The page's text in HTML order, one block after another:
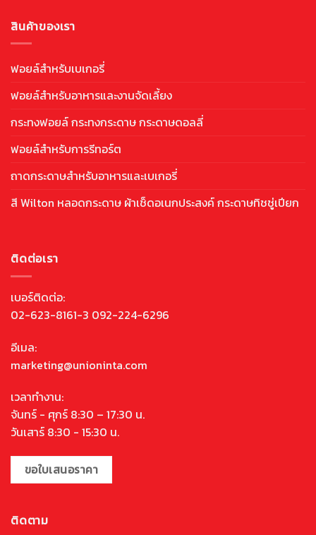
สินค้าของเรา
ฟอยล์สำหรับเบเกอรี่
ฟอยล์สำหรับอาหารและงานจัดเลี้ยง
กระทงฟอยล์ กระทงกระดาษ กระดาษดอลลี่
ฟอยล์สำหรับการรีทอร์ต
ถาดกระดาษสำหรับอาหารและเบเกอรี่
สี Wilton หลอดกระดาษ ผ้าเช็ดอเนกประสงค์ กระดาษทิชชู่เปียก
ติดต่อเรา
เบอร์ติดต่อ:
02-623-8161-3 092-224-6296
อีเมล:
marketing@unioninta.com
เวลาทำงาน:
จันทร์ - ศุกร์ 8:30 – 17:30 น.
วันเสาร์ 8:30 - 15:30 น.
ขอใบเสนอราคา
ติดตาม